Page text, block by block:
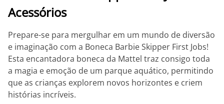
Acessórios
Prepare-se para mergulhar em um mundo de diversão
e imaginação com a Boneca Barbie Skipper First Jobs!
Esta encantadora boneca da Mattel traz consigo toda
a magia e emoção de um parque aquático, permitindo
que as crianças explorem novos horizontes e criem
histórias incríveis.